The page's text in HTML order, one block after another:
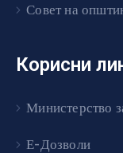
Совет на
Корисни
Министерство
Е-Дозволи